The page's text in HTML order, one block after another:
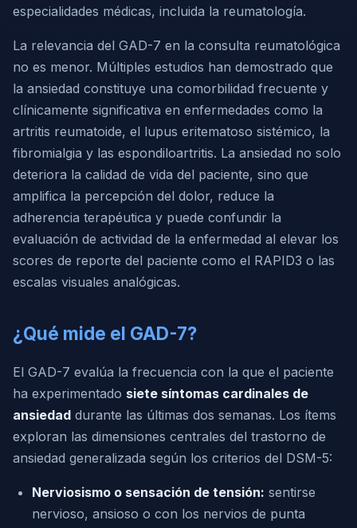
especialidades médicas, incluida la reumatología.
La relevancia del GAD-7 en la consulta reumatológica
no es menor. Múltiples estudios han demostrado que
la ansiedad constituye una comorbilidad frecuente y
clínicamente significativa en enfermedades como la
artritis reumatoide, el lupus eritematoso sistémico, la
fibromialgia y las espondiloartritis. La ansiedad no solo
deteriora la calidad de vida del paciente, sino que
amplifica la percepción del dolor, reduce la
adherencia terapéutica y puede confundir la
evaluación de actividad de la enfermedad al elevar los
scores de reporte del paciente como el RAPID3 o las
escalas visuales analógicas.
¿Qué mide el GAD-7?
El GAD-7 evalúa la frecuencia con la que el paciente
ha experimentado siete síntomas cardinales de
ansiedad durante las últimas dos semanas. Los ítems
exploran las dimensiones centrales del trastorno de
ansiedad generalizada según los criterios del DSM-5:
Nerviosismo o sensación de tensión: sentirse
nervioso, ansioso o con los nervios de punta